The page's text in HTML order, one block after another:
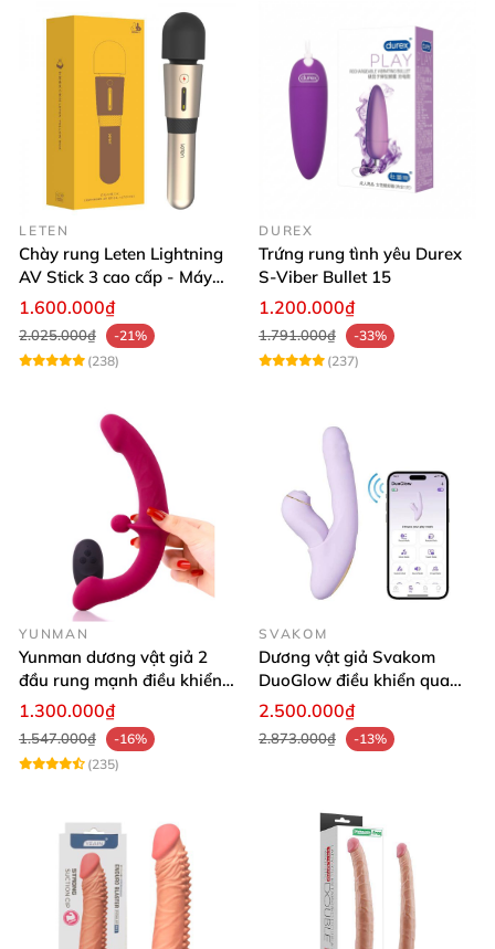
LETEN
Chày rung Leten Lightning
AV Stick 3 cao cấp - Máy
massage tốt nhất
1.600.000₫
2.025.000₫
-21%
(238)
DUREX
Trứng rung tình yêu Durex
S-Viber Bullet 15
1.200.000₫
1.791.000₫
-33%
(237)
YUNMAN
Yunman dương vật giả 2
đầu rung mạnh điều khiển
không dây Les
1.300.000₫
1.547.000₫
-16%
(235)
SVAKOM
Dương vật giả Svakom
DuoGlow điều khiển qua
app massage điểm G và âm
2.500.000₫
2.873.000₫ -13%